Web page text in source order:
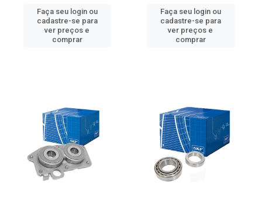
Faça seu login ou
cadastre-se para
ver preços e
comprar
Faça seu login ou
cadastre-se para
ver preços e
comprar